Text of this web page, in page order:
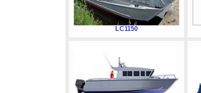
LC1150